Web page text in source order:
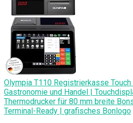
Olympia T110 Registrierkasse
Gastronomie und Handel |
Thermodrucker für 80 mm breite
Terminal-Ready | grafisches Bonlogo